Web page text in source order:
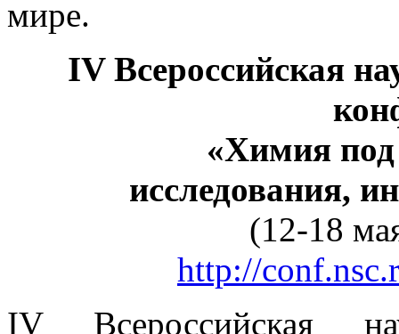
мире.
IV Всероссийская
«Химия
исследования,
(12-18
http://
IV Всероссийская